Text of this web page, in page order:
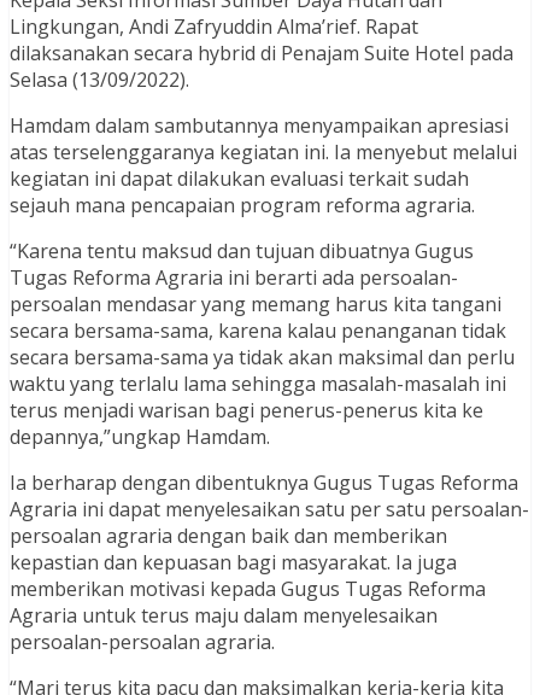
Lingkungan, Andi Zafryuddin Alma’rief. Rapat
dilaksanakan secara hybrid di Penajam Suite Hotel pada
Selasa (13/09/2022).
Hamdam dalam sambutannya menyampaikan apresiasi
atas terselenggaranya kegiatan ini. Ia menyebut melalui
kegiatan ini dapat dilakukan evaluasi terkait sudah
sejauh mana pencapaian program reforma agraria.
“Karena tentu maksud dan tujuan dibuatnya Gugus
Tugas Reforma Agraria ini berarti ada persoalan-
persoalan mendasar yang memang harus kita tangani
secara bersama-sama, karena kalau penanganan tidak
secara bersama-sama ya tidak akan maksimal dan perlu
waktu yang terlalu lama sehingga masalah-masalah ini
terus menjadi warisan bagi penerus-penerus kita ke
depannya,”ungkap Hamdam.
Ia berharap dengan dibentuknya Gugus Tugas Reforma
Agraria ini dapat menyelesaikan satu per satu persoalan-
persoalan agraria dengan baik dan memberikan
kepastian dan kepuasan bagi masyarakat. Ia juga
memberikan motivasi kepada Gugus Tugas Reforma
Agraria untuk terus maju dalam menyelesaikan
persoalan-persoalan agraria.
“Mari terus kita pacu dan maksimalkan kerja-kerja kita